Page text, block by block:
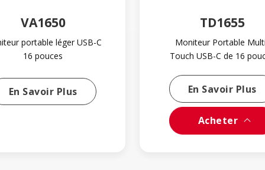
VA1650
portable léger USB-C
16 pouces
En Savoir PlusLearn More About VA1650
TD1655
Moniteur Portable
Touch USB-C de 16
En Savoir Plus
Acheter